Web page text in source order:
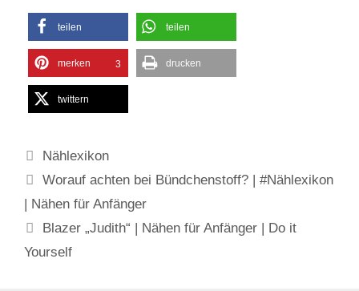
teilen teilen
merken 3 drucken
twittern
Kategorien
Nählexikon
Worauf achten bei Bündchenstoff? | #Nählexikon
| Nähen für Anfänger
Blazer „Judith“ | Nähen für Anfänger | Do it
Yourself